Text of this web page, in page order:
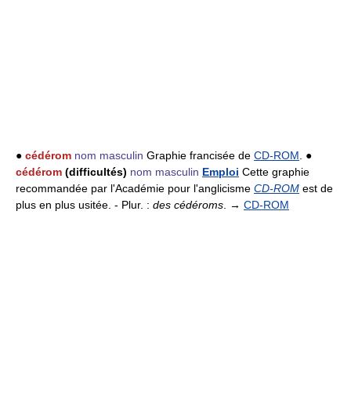
● cédérom nom masculin Graphie francisée de CD-ROM . ●
cédérom (difficultés) nom masculin Emploi Cette graphie
recommandée par l'Académie pour l'anglicisme CD-ROM est de
plus en plus usitée. - Plur. : des cédéroms . → CD-ROM